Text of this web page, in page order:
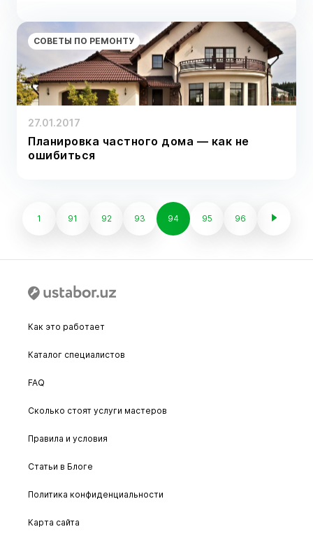
СОВЕТЫ ПО РЕМОНТУ
27.01.2017
Планировка частного дома — как не
ошибиться
1 91 92 93 94 95 96
Как это работает
Каталог специалистов
FAQ
Сколько стоят услуги мастеров
Правила и условия
Статьи в Блоге
Политика конфиденциальности
Карта сайта